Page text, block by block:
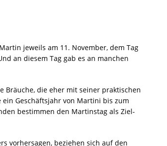
jeweils am 11. November, dem Tag
an diesem Tag gab es an manchen
Bräuche, die eher mit seiner praktischen
Geschäftsjahr von Martini bis zum
bestimmen den Martinstag als Ziel-
vorhersagen, beziehen sich auf den